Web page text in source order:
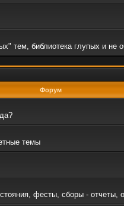
тем, библиотека глупых и не
Форум
темы
фесты, сборы - отчеты,